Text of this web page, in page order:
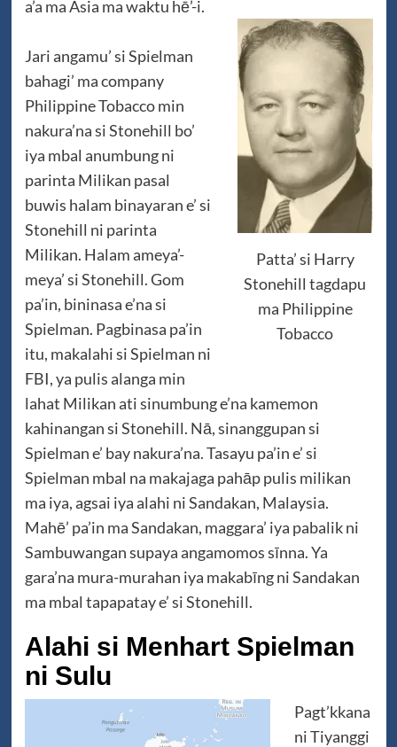
a’a ma Asia ma waktu hē’-i.
Patta’ si Harry
Stonehill tagdapu
ma Philippine
Tobacco
Jari angamu’ si Spielman
bahagi’ ma company
Philippine Tobacco min
nakura’na si Stonehill bo’
iya mbal anumbung ni
parinta Milikan pasal
buwis halam binayaran e’ si
Stonehill ni parinta
Milikan. Halam ameya’-
meya’ si Stonehill. Gom
pa’in, bininasa e’na si
Spielman. Pagbinasa pa’in
itu, makalahi si Spielman ni
FBI, ya pulis alanga min
lahat Milikan ati sinumbung e’na kamemon
kahinangan si Stonehill. Nā, sinanggupan si
Spielman e’ bay nakura’na. Tasayu pa’in e’ si
Spielman mbal na makajaga pahāp pulis milikan
ma iya, agsai iya alahi ni Sandakan, Malaysia.
Mahē’ pa’in ma Sandakan, maggara’ iya pabalik ni
Sambuwangan supaya angamomos sīnna. Ya
gara’na mura-murahan iya makabīng ni Sandakan
ma mbal tapapatay e’ si Stonehill.
Alahi si Menhart Spielman
ni Sulu
Pagt’kkana
ni Tiyanggi